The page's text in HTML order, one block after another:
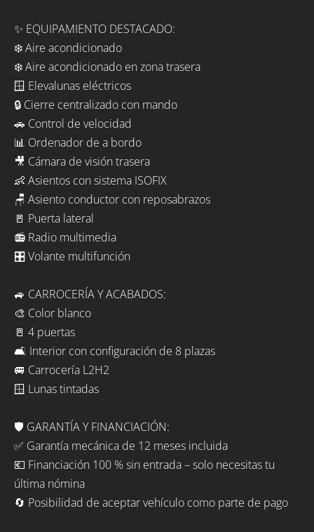
✨ EQUIPAMIENTO DESTACADO:
❄️ Aire acondicionado
❄️ Aire acondicionado en zona trasera
🪟 Elevalunas eléctricos
🔒 Cierre centralizado con mando
🚗 Control de velocidad
📊 Ordenador de a bordo
🎥 Cámara de visión trasera
👶 Asientos con sistema ISOFIX
🪑 Asiento conductor con reposabrazos
🚪 Puerta lateral
📻 Radio multimedia
🎛️ Volante multifunción
🚙 CARROCERÍA Y ACABADOS:
🎨 Color blanco
🚪 4 puertas
🛋️ Interior con configuración de 8 plazas
🚐 Carrocería L2H2
🪟 Lunas tintadas
🛡️ GARANTÍA Y FINANCIACIÓN:
✅ Garantía mecánica de 12 meses incluida
💶 Financiación 100 % sin entrada – solo necesitas tu
última nómina
🔄 Posibilidad de aceptar vehículo como parte de pago